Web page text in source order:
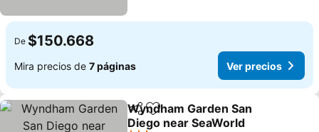
De $150.668
Mira precios de 7 páginas Ver precios
CompartirAgregar a favoritos
Wyndham Garden San
Diego near SeaWorld